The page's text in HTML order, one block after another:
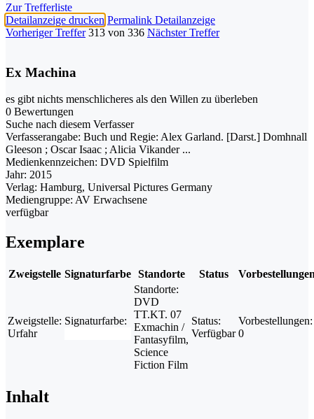
Zur Trefferliste
Detailanzeige drucken Permalink Detailanzeige
Vorheriger Treffer 313 von 336 Nächster Treffer
Ex Machina
es gibt nichts menschlicheres als den Willen zu überleben
0 Bewertungen
Suche nach diesem Verfasser
Verfasserangabe: Buch und Regie: Alex Garland. [Darst.] Domhnall
Gleeson ; Oscar Isaac ; Alicia Vikander ...
Medienkennzeichen: DVD Spielfilm
Jahr: 2015
Verlag: Hamburg, Universal Pictures Germany
Mediengruppe: AV Erwachsene
verfügbar
Exemplare
Zweigstelle Signaturfarbe Standorte Status
Zweigstelle:
Urfahr
Signaturfarbe:
Standorte:
DVD
TT.KT. 07
Exmachin /
Fantasyfilm,
Science
Fiction Film
Status:
Verfügbar
Vorbestellungen:
0
Inhalt